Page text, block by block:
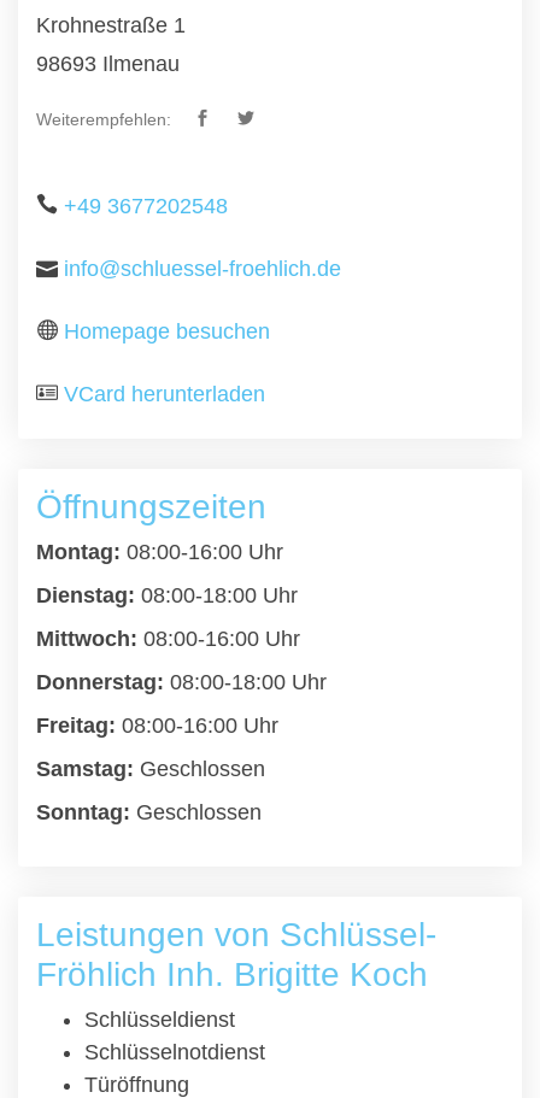
Krohnestraße 1
98693 Ilmenau
Weiterempfehlen:
+49 3677202548
info@schluessel-froehlich.de
Homepage besuchen
VCard herunterladen
Öffnungszeiten
Montag: 08:00-16:00 Uhr
Dienstag: 08:00-18:00 Uhr
Mittwoch: 08:00-16:00 Uhr
Donnerstag: 08:00-18:00 Uhr
Freitag: 08:00-16:00 Uhr
Samstag: Geschlossen
Sonntag: Geschlossen
Leistungen von Schlüssel-
Fröhlich Inh. Brigitte Koch
Schlüsseldienst
Schlüsselnotdienst
Türöffnung